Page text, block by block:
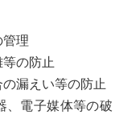
管理
等の防止
漏えい等の防止
、電子媒体等の破